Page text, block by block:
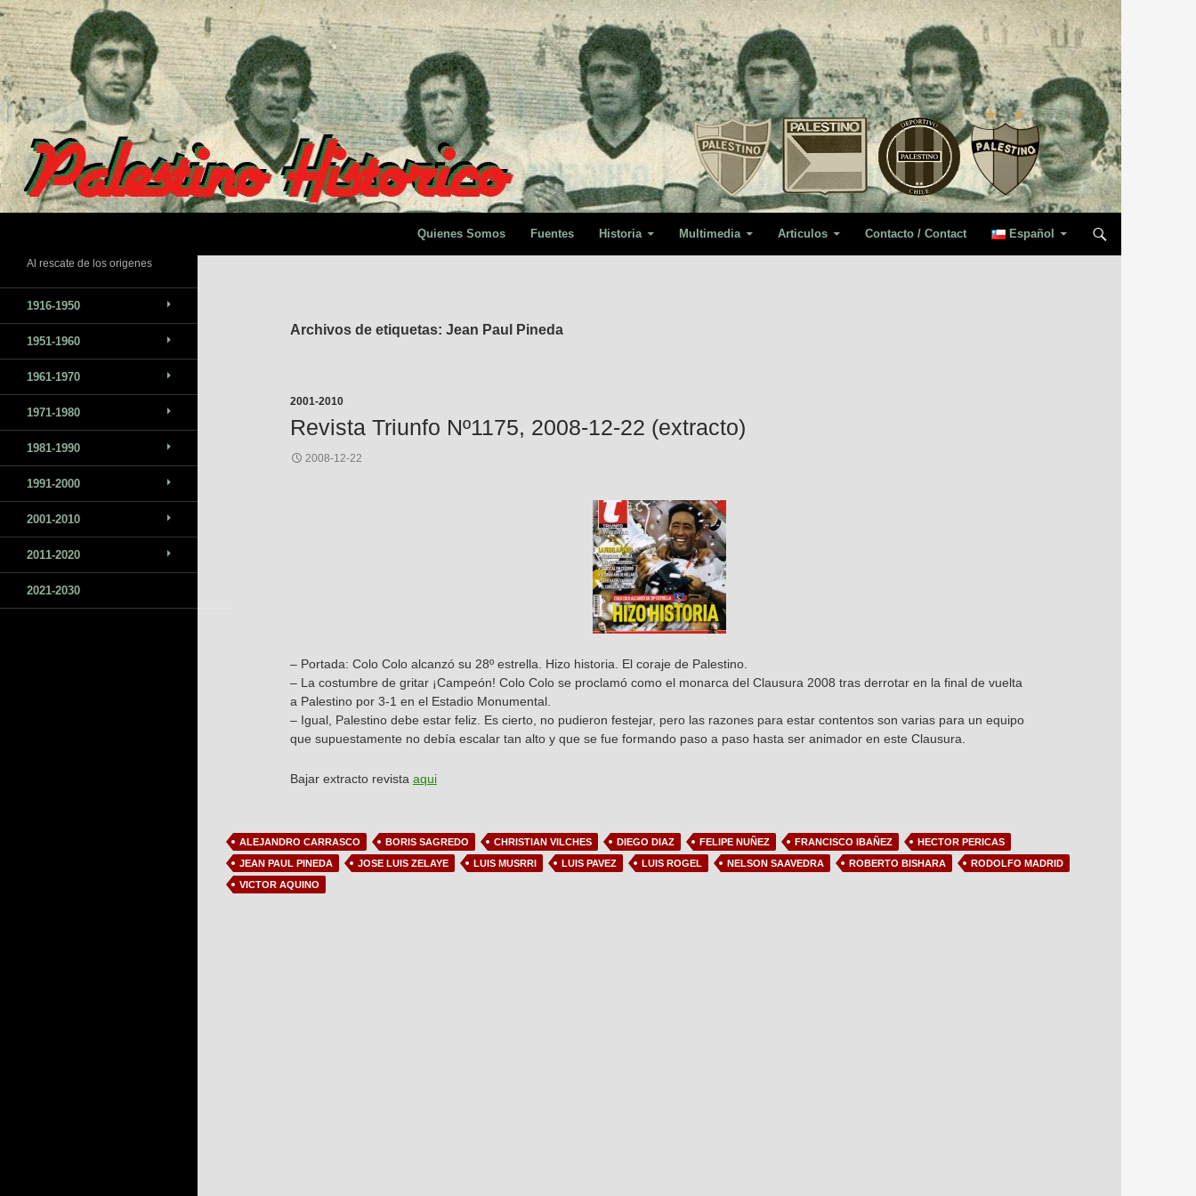
Saltar
al
contenido
Quienes Somos Fuentes Historia Multimedia Articulos Contacto / Contact Español
Archivos de etiquetas: Jean Paul Pineda
2001-2010
Revista Triunfo Nº1175, 2008-12-22 (extracto)
2008-12-22
– Portada: Colo Colo alcanzó su 28º estrella. Hizo historia. El coraje de Palestino.
– La costumbre de gritar ¡Campeón! Colo Colo se proclamó como el monarca del Clausura 2008 tras derrotar en la final de vuelta
a Palestino por 3-1 en el Estadio Monumental.
– Igual, Palestino debe estar feliz. Es cierto, no pudieron festejar, pero las razones para estar contentos son varias para un equipo
que supuestamente no debía escalar tan alto y que se fue formando paso a paso hasta ser animador en este Clausura.
Bajar extracto revista aqui
ALEJANDRO CARRASCO BORIS SAGREDO CHRISTIAN VILCHES DIEGO DIAZ FELIPE NUÑEZ FRANCISCO IBAÑEZ
HECTOR PERICAS
JEAN PAUL PINEDA
JOSE LUIS ZELAYE LUIS MUSRRI LUIS PAVEZ LUIS ROGEL NELSON SAAVEDRA ROBERTO BISHARA
RODOLFO MADRID
VICTOR AQUINO
Al rescate de los origenes
1916-1950
1951-1960
1961-1970
1971-1980
1981-1990
1991-2000
2001-2010
2011-2020
2021-2030